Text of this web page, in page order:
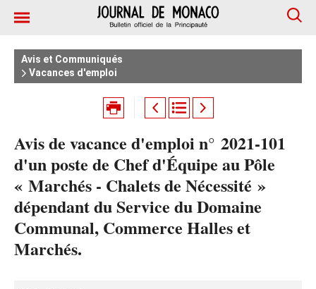
Avis et Communiqués
Vacances d'emploi
Avis de vacance d'emploi n° 2021-101
d'un poste de Chef d'Équipe au Pôle
« Marchés - Chalets de Nécessité »
dépendant du Service du Domaine
Communal, Commerce Halles et
Marchés.